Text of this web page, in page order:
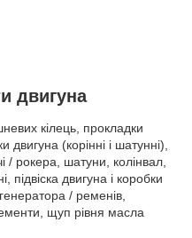
двигуна
кілець, прокладки
двигуна (корінні і шатунні),
/ рокера, шатуни, колінвал,
двигуна і коробки
/ ременів,
щуп рівня масла